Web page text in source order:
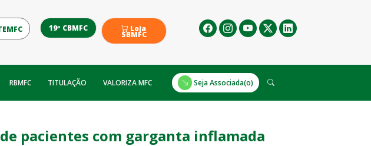
19º CBMFC Loja
SBMFC
RBMFC TITULAÇÃO VALORIZA MFC Seja Associada(o)
pacientes com garganta inflamada